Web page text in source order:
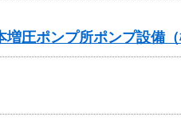
圧ポンプ所ポンプ設備